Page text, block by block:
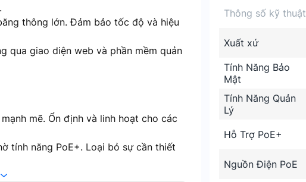
thông lớn. Đảm bảo tốc độ và hiệu
qua giao diện web và phần mềm quản
mẽ. Ổn định và linh hoạt cho các
tính năng PoE+. Loại bỏ sự cần thiết
với các tính năng bảo mật tiên tiến.
Thông số kỹ thuật
Xuất xứ
Tính Năng Bảo
Mật
Tính Năng Quản
Lý
Hỗ Trợ PoE+
Nguồn Điện PoE